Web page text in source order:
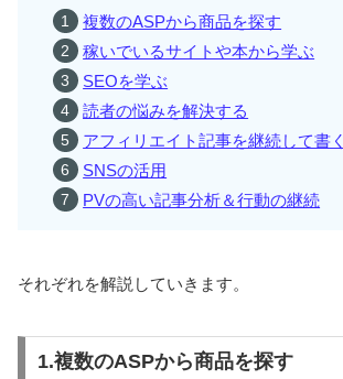
複数のASPから商品を探す
稼いでいるサイトや本から学ぶ
SEOを学ぶ
読者の悩みを解決する
アフィリエイト記事を継続して書く
SNSの活用
PVの高い記事分析＆行動の継続
それぞれを解説していきます。
1.複数のASPから商品を探す